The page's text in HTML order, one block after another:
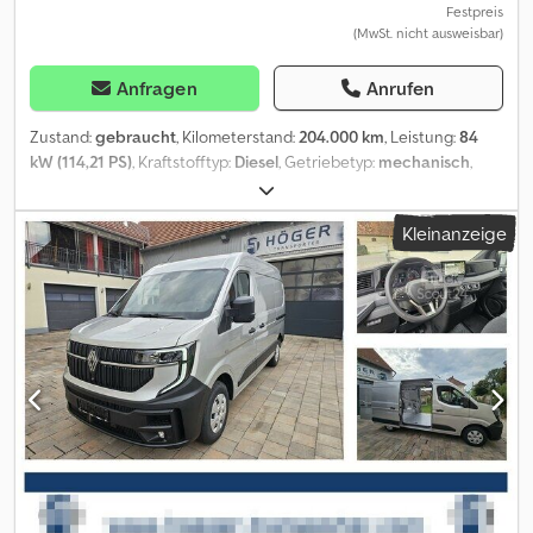
Festpreis
(MwSt. nicht ausweisbar)
Anfragen Anrufen
Zustand:gebraucht, Kilometerstand:204.000 km, Leistung:84
kW (114,21 PS), Kraftstofftyp: Diesel, Getriebetyp: mechanisch,
, Erstzulassung:
Prüfung (TÜV):09/2026, Farbe:Weiß, Anzahl der Sitzplätze:6,
Baujahr:2014, Ausstattung:ABS, Klimaanlage , Renault Trafic 115
dCi DOKA Kastenwagen ? 6-Sitzer Interne Nr.: 1 FIN:
VF1FLF1A2EY764150 Zum Verkauf steht ein Renault Trafic 115 dCi
DOKA Kastenwagen mit 6 Sitzplätzen. Das Fahrzeug überzeugt
durch seine praktische Doppelkabine, eine hohe Anhängelast
sowie eine zuverlässige Motorisierung. Der Transporter befindet
sich in einem gepflegten Zustand, ist voll fahrbereit und sofort
einsatzbereit. Fahrzeugdaten: Renault Trafic 115 dCi *
Kastenwagen DOKA * 6-Sitzer * Schaltgetriebe * Klimaanlage *
Mit Anhängerkupplung * Anhängelast: 2.000 kg * Voll fahrbereit
Ausstattung: Klimaanlage * Doppelkabine mit 6 Sitzplätzen *
Schaltgetriebe * Geräumiger Laderaum * Hohe Anhängelast von
Kleinanzeige